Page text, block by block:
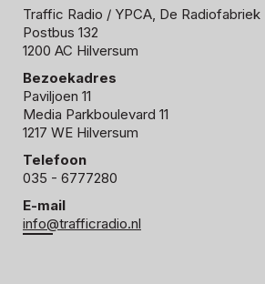
Traffic Radio / YPCA, De Radiofabriek
Postbus 132
1200 AC Hilversum
Bezoekadres
Paviljoen 11
Media Parkboulevard 11
1217 WE Hilversum
Telefoon
035 - 6777280
E-mail
info@trafficradio.nl